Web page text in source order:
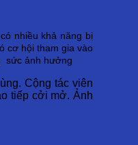
nhiều khả năng bị
cơ hội tham gia vào
sức ảnh hưởng
Cộng tác viên
tiếp cởi mở. Ảnh